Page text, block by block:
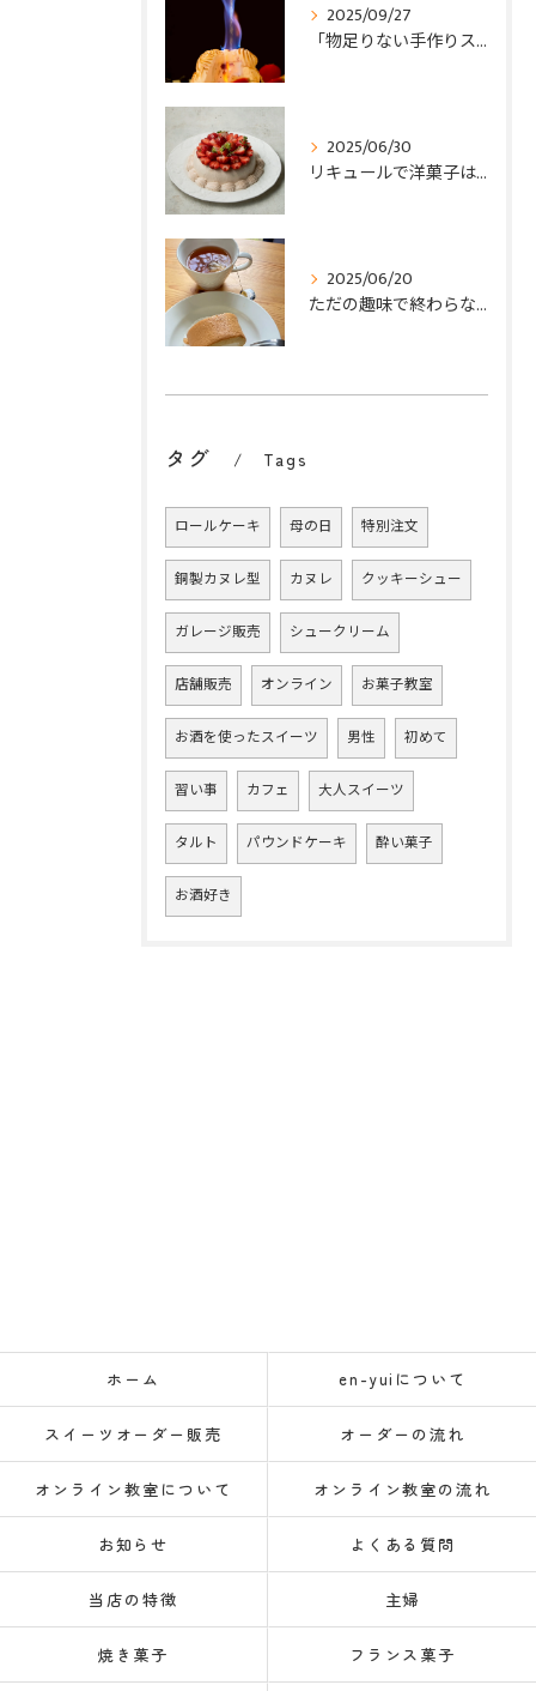
2025/09/27
「物足りない手作りスイーツ」が一瞬で高級パティスリー級に変わる秘密
2025/06/30
リキュールで洋菓子は劇的に変わる。プロの「香り」の法則を学ぶ、en-yuiのオンライン教室
2025/06/20
ただの趣味で終わらない！お酒好きのための「en-yui」オンラインお菓子教室という新しい選択
タグ Tags
ロールケーキ 母の日 特別注文
銅製カヌレ型 カヌレ クッキーシュー
ガレージ販売 シュークリーム
店舗販売 オンライン お菓子教室
お酒を使ったスイーツ 男性 初めて
習い事 カフェ 大人スイーツ
タルト パウンドケーキ 酔い菓子
お酒好き
ホーム en-yuiについて
スイーツオーダー販売 オーダーの流れ
オンライン教室について オンライン教室の流れ
お知らせ よくある質問
当店の特徴 主婦
焼き菓子 フランス菓子